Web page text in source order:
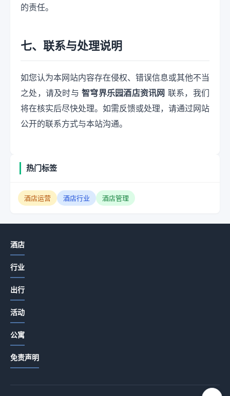
的责任。
七、联系与处理说明
如您认为本网站内容存在侵权、错误信息或其他不当
之处，请及时与智穹界乐园酒店资讯网 联系，我们
将在核实后尽快处理。如需反馈或处理，请通过网站
公开的联系方式与本站沟通。
热门标签
酒店运营 酒店行业 酒店管理
酒店
行业
出行
活动
公寓
免责声明